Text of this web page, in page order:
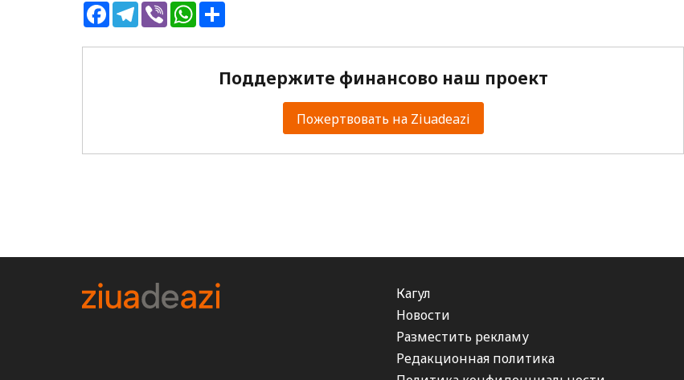
FacebookTelegram
ViberWhatsApp
Поддержите финансово наш проект
Пожертвовать на Ziuadeazi
Кагул
Новости
Разместить рекламу
Редакционная политика